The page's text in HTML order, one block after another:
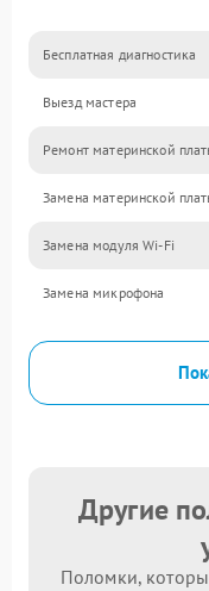
Бесплатная диагностика
Выезд мастера
Ремонт материнской
Замена материнской
Замена модуля Wi-Fi
Замена микрофона
Другие
Поломки,